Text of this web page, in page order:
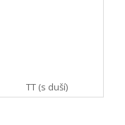
TT (s duší)